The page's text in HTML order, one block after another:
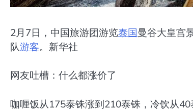
2月7日，中国旅游团游览泰国曼谷大皇宫
队游客。新华社
网友吐槽：什么都涨价了
咖喱饭从175泰铢涨到210泰铢，冷饮从